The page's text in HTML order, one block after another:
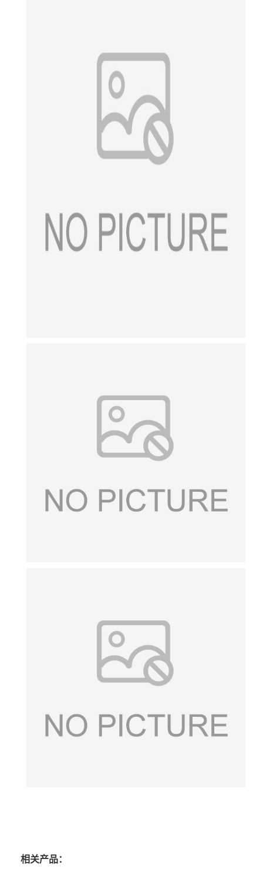
相关产品：